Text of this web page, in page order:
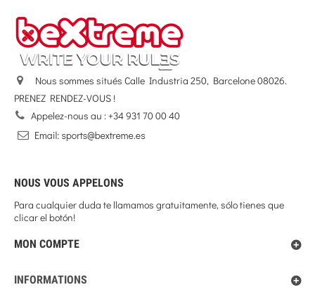
Nous sommes situés Calle Industria 250, Barcelone 08026.
PRENEZ RENDEZ-VOUS !
Appelez-nous au :+34 931 70 00 40
NOUS VOUS APPELONS
Para cualquier duda te llamamos gratuitamente, sólo tienes que
clicar el botón!
MON COMPTE
INFORMATIONS